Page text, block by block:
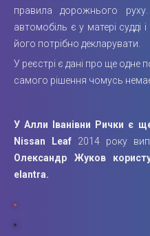
правила дорожнього
автомобіль є у матері судді
його потрібно декларувати.
У реєстрі є дані про ще одне
самого рішення чомусь
У Алли Іванівни Рички є
Nissan Leaf2014 року
Олександр Жуков
elantra.